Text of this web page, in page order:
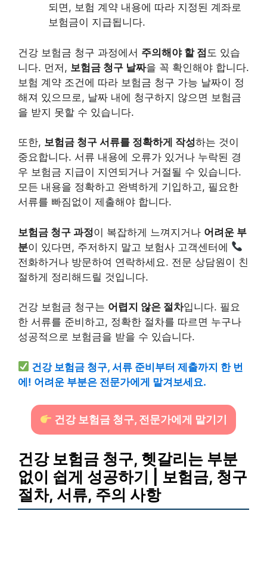
되면, 보험 계약 내용에 따라 지정된 계좌로
보험금이 지급됩니다.
건강 보험금 청구 과정에서 주의해야 할 점 도 있습
니다. 먼저, 보험금 청구 날짜을 꼭 확인해야 합니다.
보험 계약 조건에 따라 보험금 청구 가능 날짜이 정
해져 있으므로, 날짜 내에 청구하지 않으면 보험금
을 받지 못할 수 있습니다.
또한, 보험금 청구 서류를 정확하게 작성하는 것이
중요합니다. 서류 내용에 오류가 있거나 누락된 경
우 보험금 지급이 지연되거나 거절될 수 있습니다.
모든 내용을 정확하고 완벽하게 기입하고, 필요한
서류를 빠짐없이 제출해야 합니다.
보험금 청구 과정이 복잡하게 느껴지거나 어려운 부
분이 있다면, 주저하지 말고 보험사 고객센터에
전화하거나 방문하여 연락하세요. 전문 상담원이 친
절하게 정리해드릴 것입니다.
건강 보험금 청구는 어렵지 않은 절차입니다. 필요
한 서류를 준비하고, 정확한 절차를 따르면 누구나
성공적으로 보험금을 받을 수 있습니다.
건강 보험금 청구, 서류 준비부터 제출까지 한 번
에! 어려운 부분은 전문가에게 맡겨보세요.
건강 보험금 청구, 전문가에게 맡기기
건강 보험금 청구, 헷갈리는 부분
없이 쉽게 성공하기 | 보험금, 청구
절차, 서류, 주의 사항